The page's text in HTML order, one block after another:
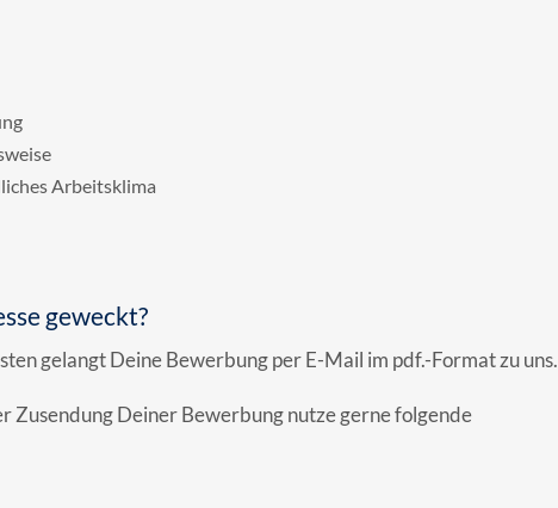
Arbeitsklima
geweckt?
gelangt Deine Bewerbung per E-Mail im pdf.-Format zu uns.
Zusendung Deiner Bewerbung nutze gerne folgende